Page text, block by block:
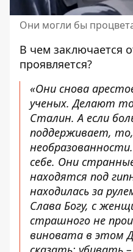
Они могли бы
В чем заключается
проявляется?
«Они снова
ученых. Делают
Сталин. А если
поддерживает,
себе. Они
находятся под
находилась за
Слава Богу, с
страшного не
виновата в этом